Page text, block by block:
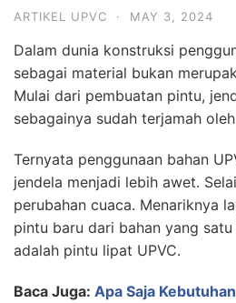
ARTIKEL UPVC · MAY 3, 2024
Dalam dunia konstruksi
sebagai material bukan
Mulai dari pembuatan pintu,
sebagainya sudah terjamah
Ternyata penggunaan bahan
jendela menjadi lebih awet.
perubahan cuaca. Menariknya
pintu baru dari bahan yang
adalah pintu lipat UPVC.
Baca Juga: Apa Saja